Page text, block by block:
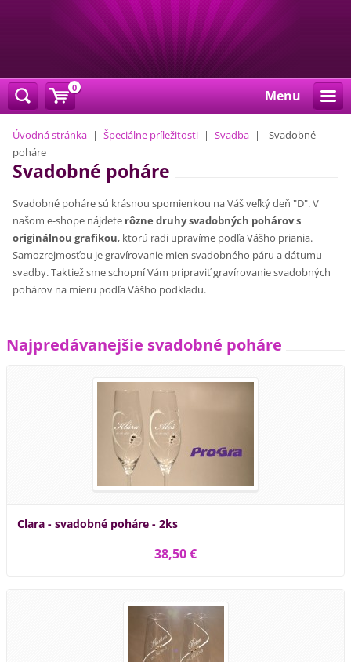
Menu
Úvodná stránka | Špeciálne príležitosti | Svadba |
Svadobné
poháre
Svadobné poháre
Svadobné poháre sú krásnou spomienkou na Váš veľký deň "D". V
našom e-shope nájdete rôzne druhy svadobných pohárov s
originálnou grafikou, ktorú radi upravíme podľa Vášho priania.
Samozrejmosťou je gravírovanie mien svadobného páru a dátumu
svadby. Taktiež sme schopní Vám pripraviť gravírovanie svadobných
pohárov na mieru podľa Vášho podkladu.
Najpredávanejšie svadobné poháre
Clara - svadobné poháre - 2ks
38,50 €
0